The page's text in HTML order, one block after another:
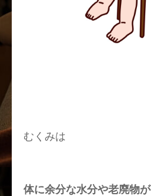
むくみは
体に余分な水分や老廃物が